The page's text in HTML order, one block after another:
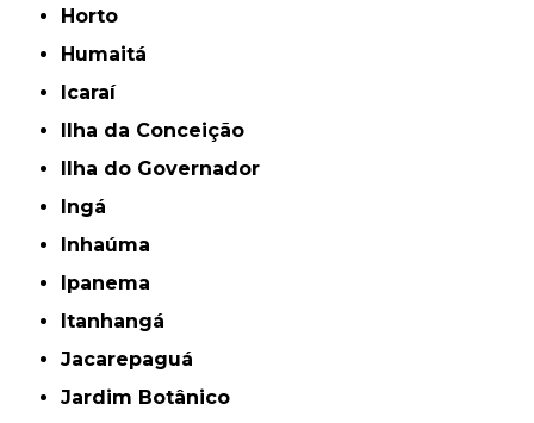
Horto
Humaitá
Icaraí
Ilha da Conceição
Ilha do Governador
Ingá
Inhaúma
Ipanema
Itanhangá
Jacarepaguá
Jardim Botânico